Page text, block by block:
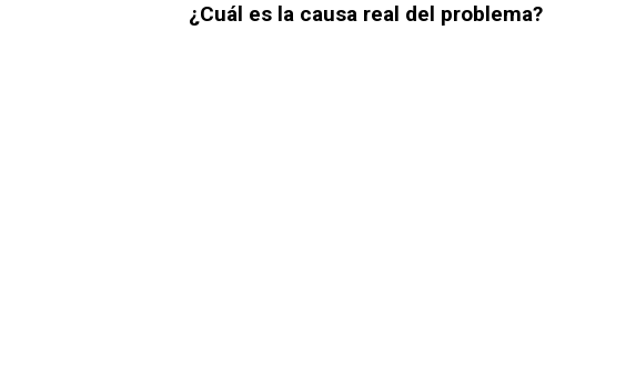
¿Cuál es la causa real del problema?